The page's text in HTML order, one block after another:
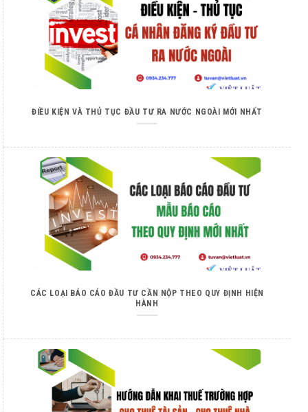
ĐIỀU KIỆN VÀ THỦ TỤC ĐẦU TƯ RA NƯỚC NGOÀI MỚI NHẤT
CÁC LOẠI BÁO CÁO ĐẦU TƯ CẦN NỘP THEO QUY ĐỊNH HIỆN
HÀNH